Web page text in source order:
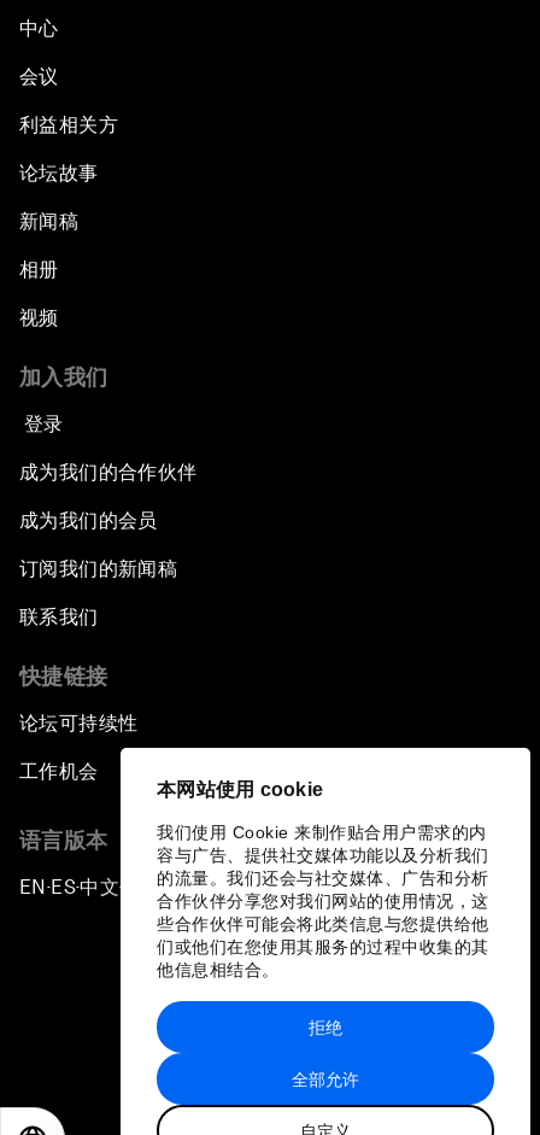
本网站使用 cookie
我们使用 Cookie 来制作贴合用户需求的内
容与广告、提供社交媒体功能以及分析我们
的流量。我们还会与社交媒体、广告和分析
合作伙伴分享您对我们网站的使用情况，这
些合作伙伴可能会将此类信息与您提供给他
们或他们在您使用其服务的过程中收集的其
他信息相结合。
全部允许
自定义
拒绝
中心
会议
利益相关方
论坛故事
新闻稿
相册
视频
加入我们
登录
成为我们的合作伙伴
成为我们的会员
订阅我们的新闻稿
联系我们
快捷链接
论坛可持续性
工作机会
语言版本
EN ▪ES▪中文▪ 日本語
站点地图